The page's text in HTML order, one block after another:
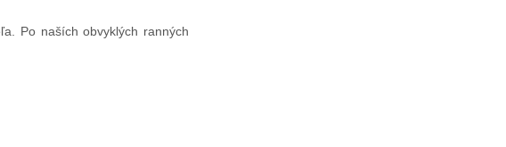
Po naších obvyklých ranných